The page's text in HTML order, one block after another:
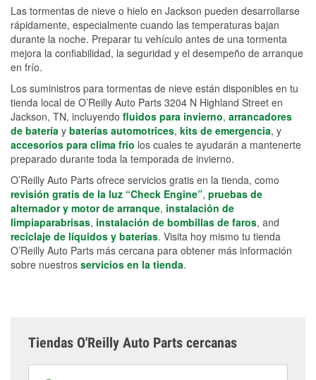
Las tormentas de nieve o hielo en Jackson pueden desarrollarse
rápidamente, especialmente cuando las temperaturas bajan
durante la noche. Preparar tu vehículo antes de una tormenta
mejora la confiabilidad, la seguridad y el desempeño de arranque
en frío.
Los suministros para tormentas de nieve están disponibles en tu
tienda local de O’Reilly Auto Parts 3204 N Highland Street en
Jackson, TN, incluyendo fluidos para invierno, arrancadores
de batería y baterías automotrices, kits de emergencia, y
accesorios para clima frío los cuales te ayudarán a mantenerte
preparado durante toda la temporada de invierno.
O’Reilly Auto Parts ofrece servicios gratis en la tienda, como
revisión gratis de la luz “Check Engine”, pruebas de
alternador y motor de arranque, instalación de
limpiaparabrisas, instalación de bombillas de faros, and
reciclaje de líquidos y baterías. Visita hoy mismo tu tienda
O’Reilly Auto Parts más cercana para obtener más información
sobre nuestros servicios en la tienda.
Tiendas O'Reilly Auto Parts cercanas